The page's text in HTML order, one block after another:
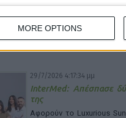
MORE OPTIONS
29/7/2026 4:17:34 μμ
InterMed: Απέσπασε
της
Αφορούν το Luxurious